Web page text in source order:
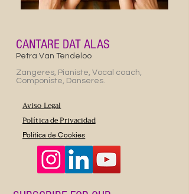
CANTARE DAT ALAS
Petra Van Tendeloo
Zangeres, Pianiste, Vocal coach,
Componiste, Danseres.
Aviso Legal
Política de Privacidad
Política de Cookies